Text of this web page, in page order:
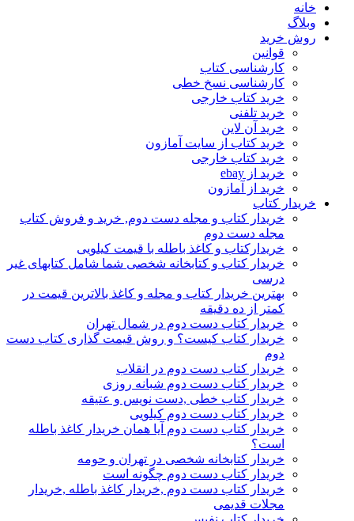
خانه
وبلاگ
روش خرید
قوانین
کارشناسی کتاب
کارشناسی نسخ خطی
خرید کتاب خارجی
خرید تلفنی
خرید آن لاین
خرید کتاب از سایت آمازون
خرید کتاب خارجی
خرید از ebay
خرید از آمازون
خریدار کتاب
خریدار کتاب و مجله دست دوم, خرید و فروش کتاب
مجله دست دوم
خریدارکتاب و کاغذ باطله با قیمت کیلویی
خریدار کتاب و کتابخانه شخصی شما شامل کتابهای غیر
درسی
بهترین خریدار کتاب و مجله و کاغذ بالاترین قیمت در
کمتر از ده دقیقه
خریدار کتاب دست دوم در شمال تهران
خریدار کتاب کیست؟ و روش قیمت گذاری کتاب دست
دوم
خریدار کتاب دست دوم در انقلاب
خریدار کتاب دست دوم شبانه روزی
خریدار کتاب خطی ,دست نویس و عتیقه
خریدار کتاب دست دوم کیلویی
خریدار کتاب دست دوم آیا همان خریدار کاغذ باطله
است؟
خریدار کتابخانه شخصی در تهران و حومه
خریدار کتاب دست دوم چگونه است
خریدار کتاب دست دوم ,خریدار کاغذ باطله ,خریدار
مجلات قدیمی